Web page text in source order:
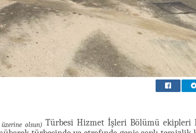
üzerine olsun) Türbesi Hizmet İşleri Bölümü ekipleri